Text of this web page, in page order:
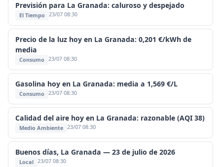
Previsión para La Granada: caluroso y despejado
El Tiempo 23/07 08:30
Precio de la luz hoy en La Granada: 0,201 €/kWh de
media
Consumo 23/07 08:30
Gasolina hoy en La Granada: media a 1,569 €/L
Consumo 23/07 08:30
Calidad del aire hoy en La Granada: razonable (AQI 38)
Medio Ambiente 23/07 08:30
Buenos días, La Granada — 23 de julio de 2026
Local 23/07 08:30